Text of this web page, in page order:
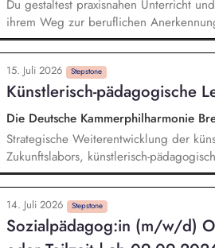
Du gestaltest praxisnahen Unterricht
ihrem Weg zur beruflichen
Planung, Durchführung und
Praxisbegleitung sowie enge
Praxisanleitenden, Vorbereitung der
Kenntnisprüfungen, Individuelle
Qualifizierungsmaßnahme, Mitwirkung
Lernkonzepte, Dokumentation sowie
Bildungsmaßnahmen, Aktive Mitarbeit
15. Juli 2026 Stepstone
Künstlerisch-pädagogische
Die Deutsche Kammerphilharmonie
Strategische Weiterentwicklung der
Zukunftslabors, künstlerisch-
insbesondere des Club 443 Hz und
Netzwerkes mit Schulen, Institutionen
Fachveranstaltungen und Symposien.
14. Juli 2026 Stepstone
Sozialpädagog:in (m/w/d)